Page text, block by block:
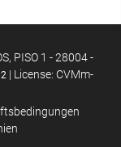
PISO 1 - 28004 -
| License: CVMm-